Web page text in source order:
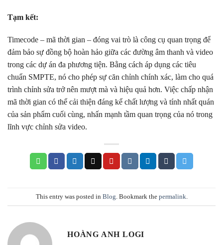
Tạm kết:
Timecode – mã thời gian – đóng vai trò là công cụ quan trọng để
đảm bảo sự đồng bộ hoàn hảo giữa các đường âm thanh và video
trong các dự án đa phương tiện. Bằng cách áp dụng các tiêu
chuẩn SMPTE, nó cho phép sự căn chỉnh chính xác, làm cho quá
trình chỉnh sửa trở nên mượt mà và hiệu quả hơn. Việc chấp nhận
mã thời gian có thể cải thiện đáng kể chất lượng và tính nhất quán
của sản phẩm cuối cùng, nhấn mạnh tầm quan trọng của nó trong
lĩnh vực chỉnh sửa video.
This entry was posted in Blog . Bookmark the permalink
HOÀNG ANH LOGI